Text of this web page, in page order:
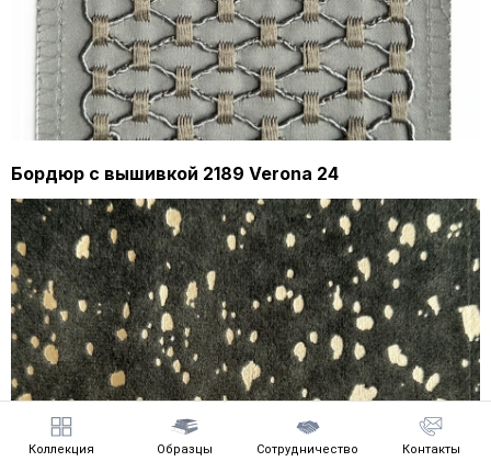
Коллекция Образцы Сотрудничество Контакты
Бордюр с вышивкой 2189 Verona 24